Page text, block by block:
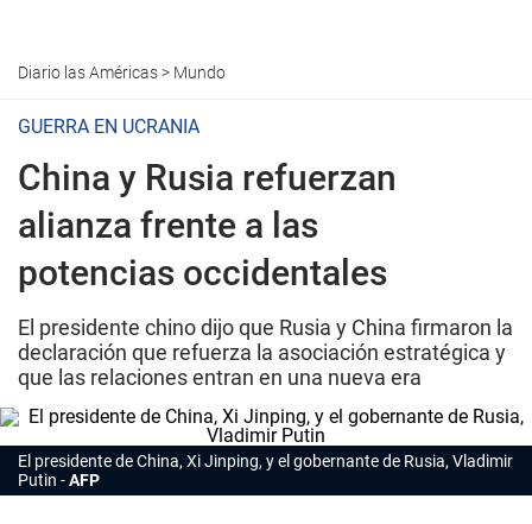
Diario las Américas> Mundo
GUERRA EN UCRANIA
China y Rusia refuerzan
alianza frente a las
potencias occidentales
El presidente chino dijo que Rusia y China firmaron la
declaración que refuerza la asociación estratégica y
que las relaciones entran en una nueva era
El presidente de China, Xi Jinping, y el gobernante de Rusia, Vladimir
Putin
AFP